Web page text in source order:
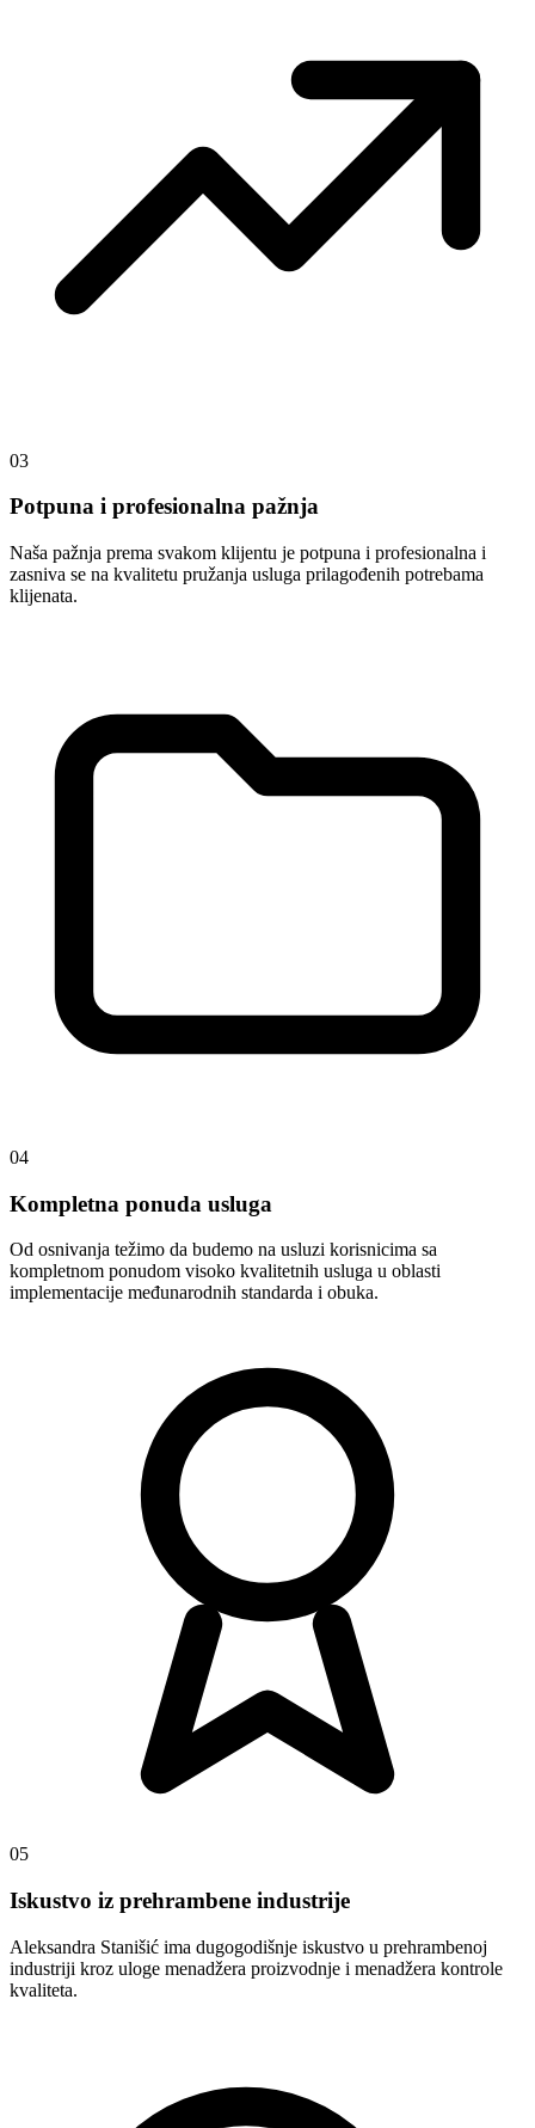
03
Potpuna i profesionalna pažnja
Naša pažnja prema svakom klijentu je potpuna i profesionalna i
zasniva se na kvalitetu pružanja usluga prilagođenih potrebama
klijenata.
04
Kompletna ponuda usluga
Od osnivanja težimo da budemo na usluzi korisnicima sa
kompletnom ponudom visoko kvalitetnih usluga u oblasti
implementacije međunarodnih standarda i obuka.
05
Iskustvo iz prehrambene industrije
Aleksandra Stanišić ima dugogodišnje iskustvo u prehrambenoj
industriji kroz uloge menadžera proizvodnje i menadžera kontrole
kvaliteta.